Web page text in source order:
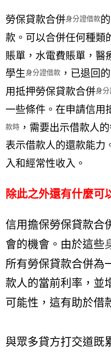
勞保貸款合併身分證借款
款。可以合併任何種類
賬單，水電費賬單，醫
學生身分證借款 ，已退回
用抵押勞保貸款合併身
一些條件。在申請信用
款時 ，需要出示借款人
表示借款人的還款能力
入和經常性收入。
除此之外還有什麼可
信用擔保勞保貸款合
會的機會。由於這些
所有勞保貸款合併為
款人的當前利率，並
可能性，這有助於借
與眾多貸方打交道既